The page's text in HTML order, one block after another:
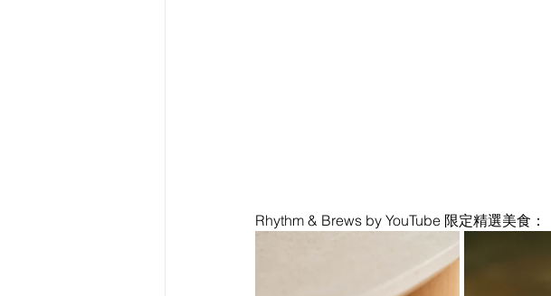
Rhythm & Brews by YouTube 限定精選美食：